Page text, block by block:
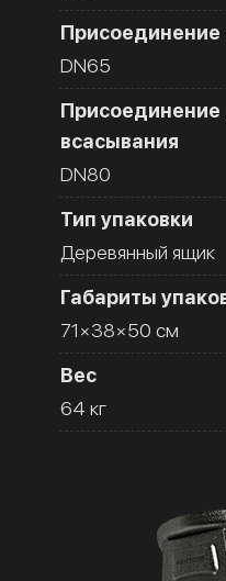
Присоединение
DN65
Присоединение
всасывания
DN80
Тип упаковки
Деревянный ящик
Габариты
71×38×50 см
Вес
64 кг